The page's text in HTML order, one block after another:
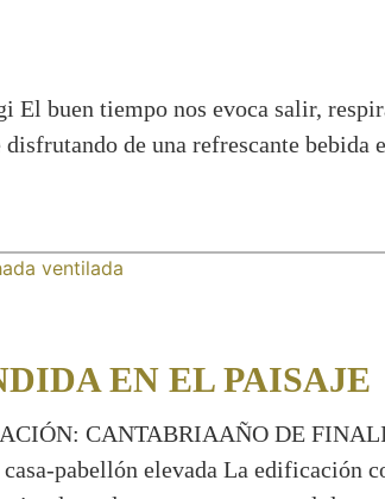
El buen tiempo nos evoca salir,
de una refrescante
EN EL PAISAJE
CANTABRIAAÑO DE
pabellón elevada La edificación